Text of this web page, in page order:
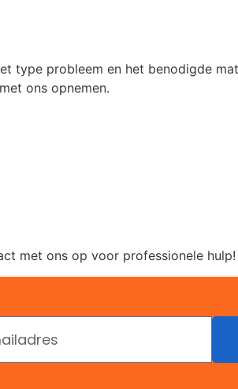
type probleem en het benodigde
ons opnemen.
met ons op voor professionele hulp!